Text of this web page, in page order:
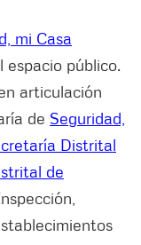
mi Casa
espacio público.
en articulación
de Seguridad,
Distrital
de